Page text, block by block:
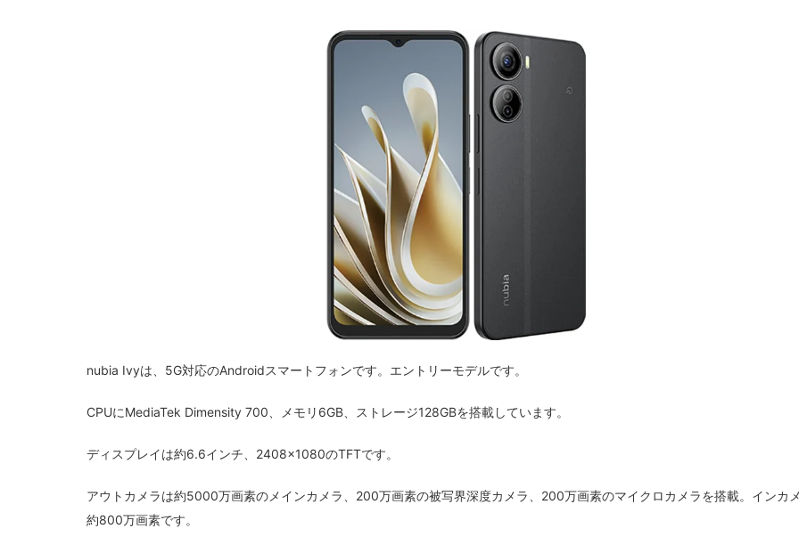
nubia Ivyは、5G対応のAndroidスマートフォンです。エントリーモデルです。
CPUにMediaTek Dimensity 700、メモリ6GB、ストレージ128GBを搭載しています。
ディスプレイは約6.6インチ、2408×1080のTFTです。
アウトカメラは約5000万画素のメインカメラ、200万画素の被写界深度カメラ、200万画素のマイクロカメラを搭載。インカ
約800万画素です。